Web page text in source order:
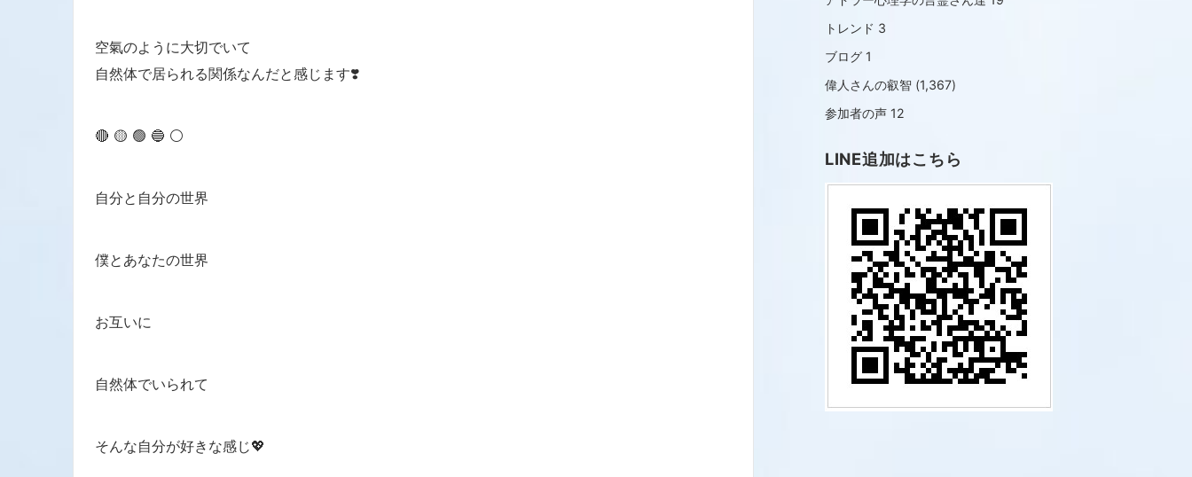
空氣のように大切でいて
自然体で居られる関係なんだと感じます❣️
🔴 🟡 🟢 🔵 ⚪️
自分と自分の世界
僕とあなたの世界
お互いに
自然体でいられて
そんな自分が好きな感じ💖
トレンド 3
ブログ 1
偉人さんの叡智 (1,367)
参加者の声 12
LINE追加はこちら